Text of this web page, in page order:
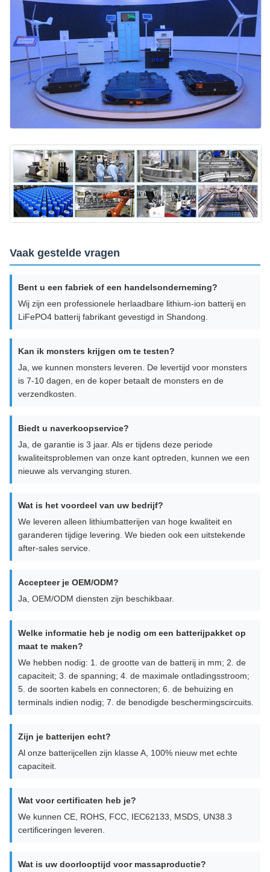
Vaak gestelde vragen
Bent u een fabriek of een handelsonderneming?
Wij zijn een professionele herlaadbare lithium-ion batterij en
LiFePO4 batterij fabrikant gevestigd in Shandong.
Kan ik monsters krijgen om te testen?
Ja, we kunnen monsters leveren. De levertijd voor monsters
is 7-10 dagen, en de koper betaalt de monsters en de
verzendkosten.
Biedt u naverkoopservice?
Ja, de garantie is 3 jaar. Als er tijdens deze periode
kwaliteitsproblemen van onze kant optreden, kunnen we een
nieuwe als vervanging sturen.
Wat is het voordeel van uw bedrijf?
We leveren alleen lithiumbatterijen van hoge kwaliteit en
garanderen tijdige levering. We bieden ook een uitstekende
after-sales service.
Accepteer je OEM/ODM?
Ja, OEM/ODM diensten zijn beschikbaar.
Welke informatie heb je nodig om een batterijpakket op
maat te maken?
We hebben nodig: 1. de grootte van de batterij in mm; 2. de
capaciteit; 3. de spanning; 4. de maximale ontladingsstroom;
5. de soorten kabels en connectoren; 6. de behuizing en
terminals indien nodig; 7. de benodigde beschermingscircuits.
Zijn je batterijen echt?
Al onze batterijcellen zijn klasse A, 100% nieuw met echte
capaciteit.
Wat voor certificaten heb je?
We kunnen CE, ROHS, FCC, IEC62133, MSDS, UN38.3
certificeringen leveren.
Wat is uw doorlooptijd voor massaproductie?